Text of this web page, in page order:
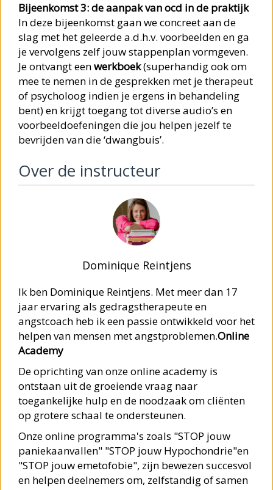
Bijeenkomst 3: de aanpak van ocd in de praktijk
In deze bijeenkomst gaan we concreet aan de
slag met het geleerde a.d.h.v. voorbeelden en ga
je vervolgens zelf jouw stappenplan vormgeven.
Je ontvangt eenwerkboek(superhandig ook om
mee te nemen in de gesprekken met je therapeut
of psycholoog indien je ergens in behandeling
bent) en krijgt toegang tot diverse audio’s en
voorbeeldoefeningen die jou helpen jezelf te
bevrijden van die ‘dwangbuis’.
Over de instructeur
Dominique Reintjens
Ik ben Dominique Reintjens. Met meer dan 17
jaar ervaring als gedragstherapeute en
angstcoach heb ik een passie ontwikkeld voor het
helpen van mensen met angstproblemen.Online
Academy
De oprichting van onze online academy is
ontstaan uit de groeiende vraag naar
toegankelijke hulp en de noodzaak om cliënten
op grotere schaal te ondersteunen.
Onze online programma's zoals "STOP jouw
paniekaanvallen" "STOP jouw Hypochondrie"en
"STOP jouw emetofobie", zijn bewezen succesvol
en helpen deelnemers om, zelfstandig of samen